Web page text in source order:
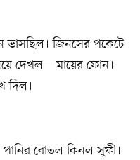
ভাসছিল। জিনসের পকেটে
দেখল—মায়ের ফোন।
দিল।
বোতল কিনল সুফী।